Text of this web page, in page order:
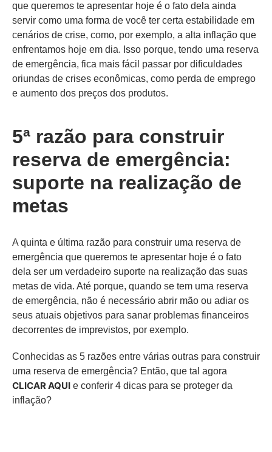
que queremos te apresentar hoje é o fato dela ainda
servir como uma forma de você ter certa estabilidade em
cenários de crise, como, por exemplo, a alta inflação que
enfrentamos hoje em dia. Isso porque, tendo uma reserva
de emergência, fica mais fácil passar por dificuldades
oriundas de crises econômicas, como perda de emprego
e aumento dos preços dos produtos.
5ª razão para construir
reserva de emergência:
suporte na realização de
metas
A quinta e última razão para construir uma reserva de
emergência que queremos te apresentar hoje é o fato
dela ser um verdadeiro suporte na realização das suas
metas de vida. Até porque, quando se tem uma reserva
de emergência, não é necessário abrir mão ou adiar os
seus atuais objetivos para sanar problemas financeiros
decorrentes de imprevistos, por exemplo.
Conhecidas as 5 razões entre várias outras para construir
uma reserva de emergência? Então, que tal agora
CLICAR AQUI e conferir 4 dicas para se proteger da
inflação?